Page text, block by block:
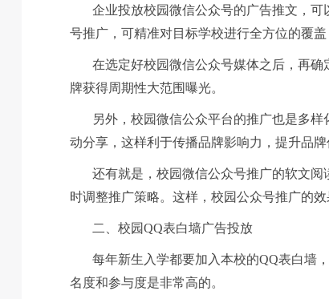
企业投放校园微信公众号的广告推文，
号推广，可精准对目标学校进行全方位的覆盖
在选定好校园微信公众号媒体之后，再
牌获得周期性大范围曝光。
另外，校园微信公众平台的推广也是多
动分享，这样利于传播品牌影响力，提升品牌
还有就是，校园微信公众号推广的软文
时调整推广策略。这样，校园公众号推广的效
二、校园QQ表白墙广告投放
每年新生入学都要加入本校的QQ表白墙
名度和参与度是非常高的。